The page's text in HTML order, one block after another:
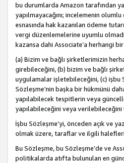
bu durumlarda Amazon tarafından
yapılmayacağını; incelemenin
esnasında hak kazanılan ödeme
vergi düzenlemelerine uyumlu
kazansa dahi Associate’a herhangi
(a) Bizim ve bağlı şirketlerimizin
girebileceğini, (b) bizim ve bağlı
uygulamalar işletebileceğini, (c) işbu
Sözleşme’nin başka bir hükmünü
yapılabilecek tespitlerin veya
yapılabileceğini veya verilebileceğini
İşbu Sözleşme’yi, önceden açık ve
olmak üzere, taraflar ve ilgili halefleri
Bu Sözleşme, bu Sözleşme’de ve
politikalarda atıfta bulunulan en